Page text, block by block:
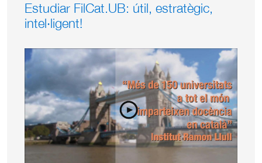
Estudiar FilCat.UB: útil, estratègic,
intel·ligent!